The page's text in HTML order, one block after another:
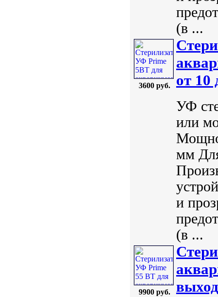
(в ...
3600 руб.
от 10
УФ
или
мм
и
(в ...
9900 руб.